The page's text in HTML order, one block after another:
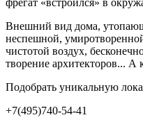
Внешний вид дома,
неспешной,
чистотой воздух,
творение архитекторов... А
Подобрать уникальную
+7(495)740-54-41